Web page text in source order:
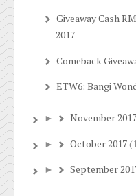
Giveaway Cash
2017
Comeback
ETW6: Bangi
► November 2017
► October 2017
► September